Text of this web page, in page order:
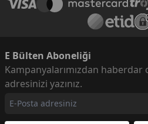
E Bülten Aboneliği
Kampanyalarımızdan
adresinizi yazınız.